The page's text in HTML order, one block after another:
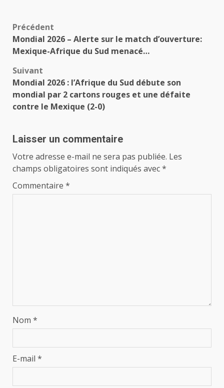
Navigation
d’article
Précédent
Mondial 2026 – Alerte sur le match d’ouverture:
Mexique-Afrique du Sud menacé…
Suivant
Mondial 2026 : l’Afrique du Sud débute son
mondial par 2 cartons rouges et une défaite
contre le Mexique (2-0)
Laisser un commentaire
Votre adresse e-mail ne sera pas publiée. Les
champs obligatoires sont indiqués avec*
Commentaire *
Nom *
E-mail *